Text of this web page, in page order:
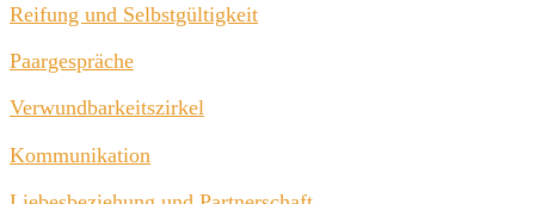
Reifung und Selbstgültigkeit
Paargespräche
Verwundbarkeitszirkel
Kommunikation